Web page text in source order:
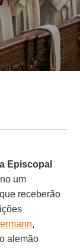
Episcopal
um
receberão
,
alemão